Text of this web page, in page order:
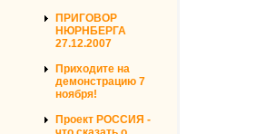
ПРИГОВОР
НЮРНБЕРГА
27.12.2007
Приходите на
демонстрацию 7
ноября!
Проект РОССИЯ -